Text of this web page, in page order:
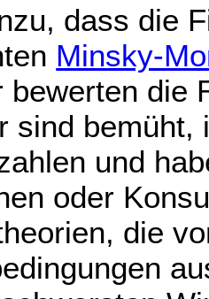
dass die
Minsky-
bewerten die
sind bemüht,
und
oder
die